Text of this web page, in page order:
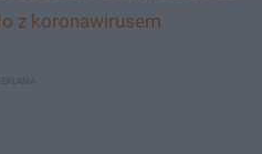
z koronawirusem